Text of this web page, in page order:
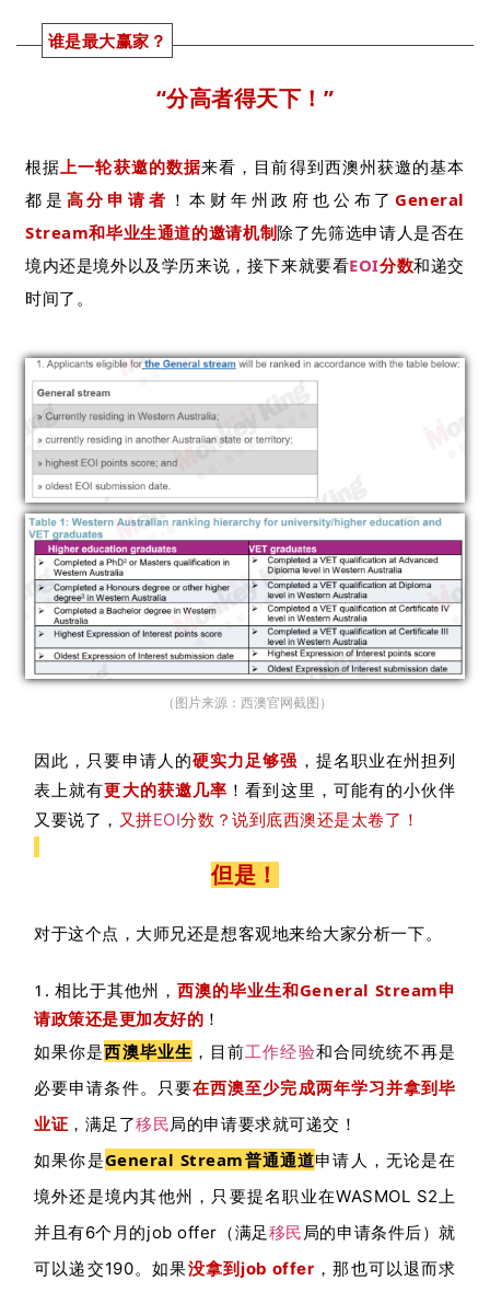
谁是最大赢家？
“分高者得天下！”
根据 上一轮获邀的数据来看，目前得到西澳州获邀的基本
都是 高分申请者 ！本财年州政府也公布了 General
Stream和毕业生通道的邀请机制除了先筛选申请人是否在
境内还是境外以及学历来说，接下来就要看EOI分数和递交
时间了。
（图片来源：西澳官网截图 ）
因此，只要申请人的硬实力足够强 ，提名职业在州担列
表上就有更大的获邀几率 ！看到这里，可能有的小伙伴
又要说了， 又拼EOI分数？说到底西澳还是太卷了！
但是！
对于这个点，大师兄还是想客观地来给大家分析一下。
1. 相比于其他州， 西澳的毕业生和General Stream申
请政策还是更加友好的 ！
如果你是西澳毕业生 ，目前工作经验和合同统统不再是
必要申请条件。只要在西澳至少完成两年学习并拿到毕
业证 ，满足了移民局的申请要求就可递交！
如果你是General Stream普通通道申请人， 无论是在
境外还是境内其他州，只要提名职业在WASMOL S2上
并且有6个月的job offer（满足移民局的申请条件后）就
可以递交190。如果没拿到job offer ，那也可以退而求